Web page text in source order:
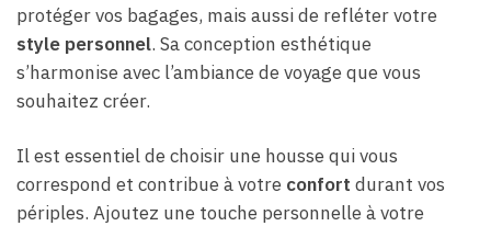
protéger vos bagages, mais aussi de refléter votre
style personnel. Sa conception esthétique
s’harmonise avec l’ambiance de voyage que vous
souhaitez créer.
Il est essentiel de choisir une housse qui vous
correspond et contribue à votre confort durant vos
périples. Ajoutez une touche personnelle à votre